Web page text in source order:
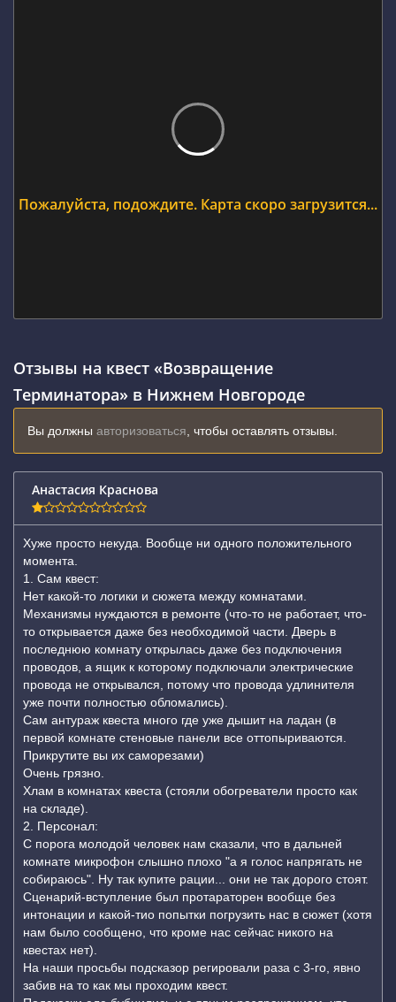
Пожалуйста, подождите. Карта скоро загрузится...
Отзывы на квест «Возвращение
Терминатора» в Нижнем Новгороде
Вы должны авторизоваться , чтобы оставлять отзывы.
Анастасия Краснова
Хуже просто некуда. Вообще ни одного положительного
момента.
1. Сам квест:
Нет какой-то логики и сюжета между комнатами.
Механизмы нуждаются в ремонте (что-то не работает, что-
то открывается даже без необходимой части. Дверь в
последнюю комнату открылась даже без подключения
проводов, а ящик к которому подключали электрические
провода не открывался, потому что провода удлинителя
уже почти полностью обломались).
Сам антураж квеста много где уже дышит на ладан (в
первой комнате стеновые панели все оттопыриваются.
Прикрутите вы их саморезами)
Очень грязно.
Хлам в комнатах квеста (стояли обогреватели просто как
на складе).
2. Персонал:
С порога молодой человек нам сказали, что в дальней
комнате микрофон слышно плохо "а я голос напрягать не
собираюсь". Ну так купите рации... они не так дорого стоят.
Сценарий-вступление был протараторен вообще без
интонации и какой-тио попытки погрузить нас в сюжет (хотя
нам было сообщено, что кроме нас сейчас никого на
квестах нет).
На наши просьбы подсказор регировали раза с 3-го, явно
забив на то как мы проходим квест.